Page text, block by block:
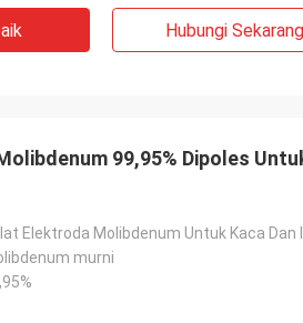
Hubungi Sekarang
99,95% Dipoles
murni